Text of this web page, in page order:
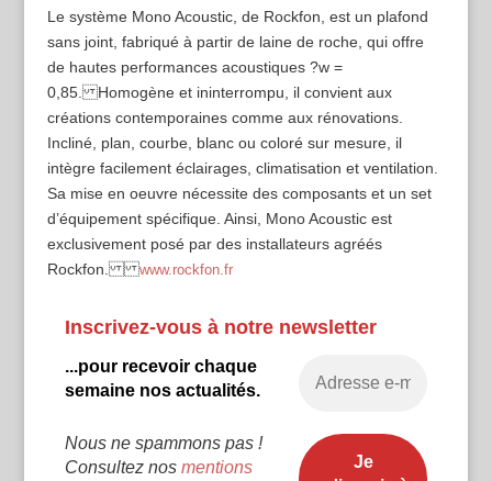
Le système Mono Acoustic, de Rockfon, est un plafond
sans joint, fabriqué à partir de laine de roche, qui offre
de hautes performances acoustiques ?w =
0,85. Homogène et ininterrompu, il convient aux
créations contemporaines comme aux rénovations.
Incliné, plan, courbe, blanc ou coloré sur mesure, il
intègre facilement éclairages, climatisation et ventilation.
Sa mise en oeuvre nécessite des composants et un set
d’équipement spécifique. Ainsi, Mono Acoustic est
exclusivement posé par des installateurs agréés
Rockfon.www.rockfon.fr
Inscrivez-vous à notre newsletter
...pour recevoir chaque
semaine nos actualités.
Nous ne spammons pas !
Consultez nos mentions